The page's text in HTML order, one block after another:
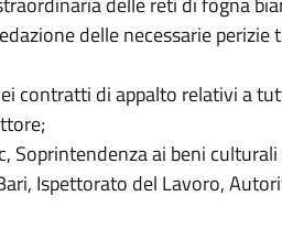
delle necessarie
contratti di appalto relativi a
Soprintendenza ai beni
Ispettorato del Lavoro,